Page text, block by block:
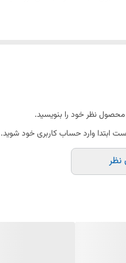
بزرگ آسان است و با اکثر
نظر خود را بنویسید.
ابتدا وارد حساب کاربری خود شوید.
نظر